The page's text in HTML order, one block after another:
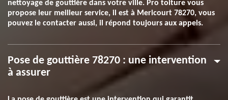
nettoyage de gouttière dans votre ville. Pro toiture vous
propose leur meilleur service, il est à Mericourt 78270, vous
pouvez le contacter aussi, il répond toujours aux appels.
Pose de gouttière 78270 : une intervention
à assurer